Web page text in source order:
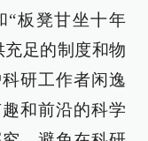
“板凳甘坐十年
足的制度和物
研工作者闲逸
和前沿的科学